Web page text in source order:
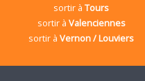
sortir àTours
sortir à Valenciennes
sortir àVernon / Louviers